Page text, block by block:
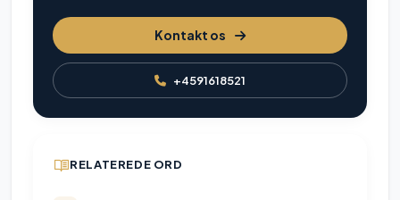
Kontakt os
+4591618521
RELATEREDE ORD